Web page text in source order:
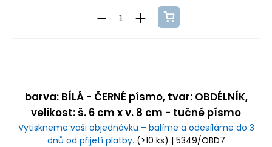
barva: BÍLÁ - ČERNÉ písmo, tvar: OBDÉLNÍK,
velikost: š. 6 cm x v. 8 cm - tučné písmo
Vytiskneme vaši objednávku – balíme a odesíláme do 3
dnů od přijetí platby. (>10 ks) | 5349/OBD7